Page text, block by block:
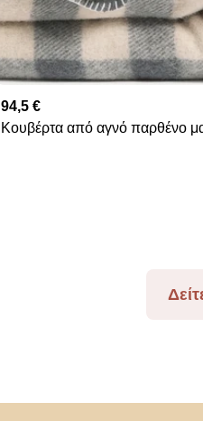
94,5 €
Κουβέρτα από αγνό παρθένο